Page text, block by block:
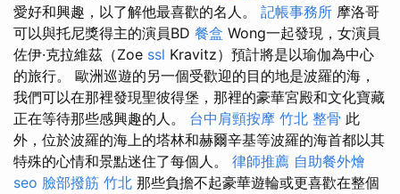
愛好和興趣，以了解他最喜歡的名人。 記帳事務所 摩洛哥
可以與托尼獎得主的演員BD 餐盒 Wong一起發現，女演員
佐伊·克拉維茲（Zoe ssl Kravitz）預計將是以瑜伽為中心
的旅行。 歐洲巡遊的另一個受歡迎的目的地是波羅的海，
我們可以在那裡發現聖彼得堡，那裡的豪華宮殿和文化寶藏
正在等待那些感興趣的人。 台中肩頸按摩 竹北 整骨 此
外，位於波羅的海上的塔林和赫爾辛基等波羅的海首都以其
特殊的心情和景點迷住了每個人。 律師推薦 自助餐外燴
seo 臉部撥筋 竹北 那些負擔不起豪華遊輪或更喜歡在整個